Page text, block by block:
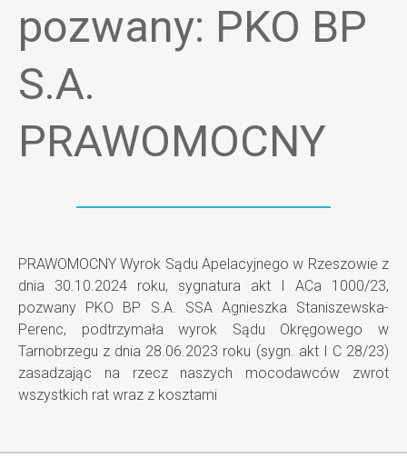
pozwany: PKO BP
S.A.
PRAWOMOCNY
PRAWOMOCNY Wyrok Sądu Apelacyjnego w Rzeszowie z
dnia 30.10.2024 roku, sygnatura akt I ACa 1000/23,
pozwany PKO BP S.A. SSA Agnieszka Staniszewska-
Perenc, podtrzymała wyrok Sądu Okręgowego w
Tarnobrzegu z dnia 28.06.2023 roku (sygn. akt I C 28/23)
zasadzając na rzecz naszych mocodawców zwrot
wszystkich rat wraz z kosztami